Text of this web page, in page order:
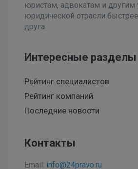
юристам, адвокатам и другим
юридической отрасли
друга.
Интересные разделы
Рейтинг специалистов
Рейтинг компаний
Последние новости
Контакты
Email: info@24pravo.ru